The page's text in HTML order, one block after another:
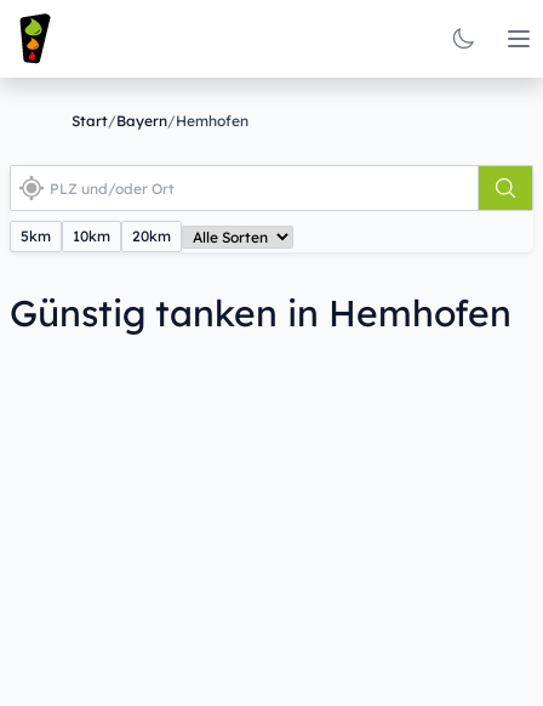
Start/Bayern/Hemhofen
5km 10km 20km
Günstig tanken in Hemhofen